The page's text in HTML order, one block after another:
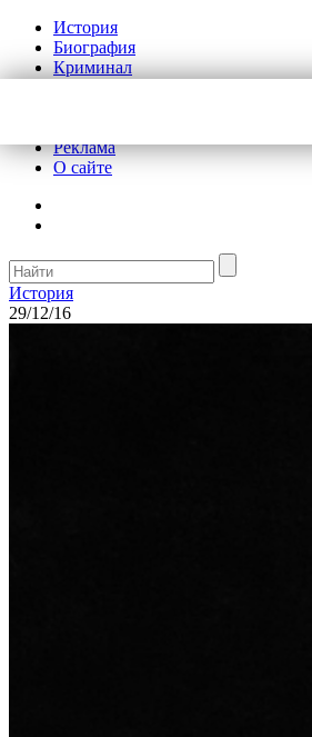
История
Биография
Криминал
Реклама
О сайте
История
29/12/16